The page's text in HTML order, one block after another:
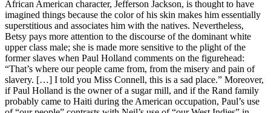
African American character, Jefferson Jackson, is thought to have
imagined things because the color of his skin makes him essentially
superstitious and associates him with the natives. Nevertheless,
Betsy pays more attention to the discourse of the dominant white
upper class male; she is made more sensitive to the plight of the
former slaves when Paul Holland comments on the figurehead:
“That’s where our people came from, from the misery and pain of
slavery. […] I told you Miss Connell, this is a sad place.” Moreover,
if Paul Holland is the owner of a sugar mill, and if the Rand family
probably came to Haiti during the American occupation, Paul’s use